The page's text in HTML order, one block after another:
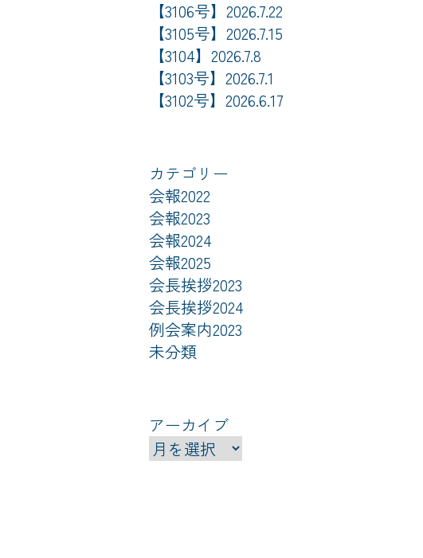
【3106号】2026.7.22
【3105号】2026.7.15
【3104】2026.7.8
【3103号】2026.7.1
【3102号】2026.6.17
カテゴリー
会報2022
会報2023
会報2024
会報2025
会長挨拶2023
会長挨拶2024
例会案内2023
未分類
アーカイブ
ア
ー